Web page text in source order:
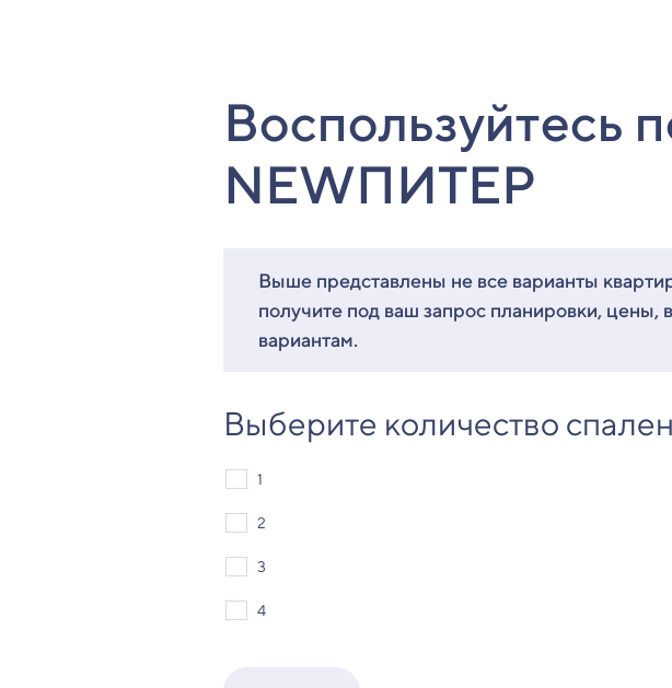
Воспользуйтесь
NEWПИТЕР
Выше представлены не все варианты
получите под ваш запрос планировки,
вариантам.
Выберите количество спален
1
2
3
4